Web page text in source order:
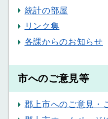
統計の部屋
リンク集
各課からのお知らせ
市へのご意見等
郡上市へのご意見・